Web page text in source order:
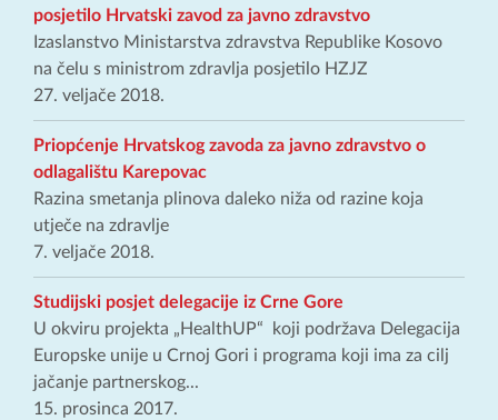
posjetilo Hrvatski zavod za javno zdravstvo
Izaslanstvo Ministarstva zdravstva Republike Kosovo
na čelu s ministrom zdravlja posjetilo HZJZ
27. veljače 2018.
Priopćenje Hrvatskog zavoda za javno zdravstvo o
odlagalištu Karepovac
Razina smetanja plinova daleko niža od razine koja
utječe na zdravlje
7. veljače 2018.
Studijski posjet delegacije iz Crne Gore
U okviru projekta „HealthUP“ koji podržava Delegacija
Europske unije u Crnoj Gori i programa koji ima za cilj
jačanje partnerskog...
15. prosinca 2017.